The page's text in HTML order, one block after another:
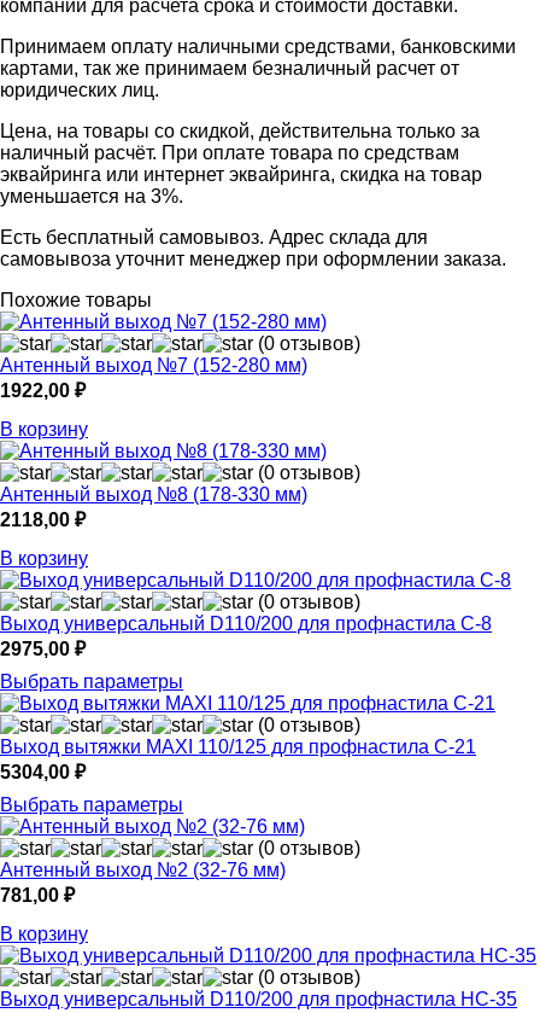
компании для расчета срока и стоимости доставки.
Принимаем оплату наличными средствами, банковскими
картами, так же принимаем безналичный расчет от
юридических лиц.
Цена, на товары со скидкой, действительна только за
наличный расчёт. При оплате товара по средствам
эквайринга или интернет эквайринга, скидка на товар
уменьшается на 3%.
Есть бесплатный самовывоз. Адрес склада для
самовывоза уточнит менеджер при оформлении заказа.
Похожие товары
(0 отзывов)
Антенный выход №7 (152-280 мм)
1922,00 ₽
В корзину
(0 отзывов)
Антенный выход №8 (178-330 мм)
2118,00 ₽
В корзину
(0 отзывов)
Выход универсальный D110/200 для профнастила С-8
2975,00 ₽
Выбрать параметры
(0 отзывов)
Выход вытяжки MAXI 110/125 для профнастила С-21
5304,00 ₽
Выбрать параметры
(0 отзывов)
Антенный выход №2 (32-76 мм)
781,00 ₽
В корзину
(0 отзывов)
Выход универсальный D110/200 для профнастила НС-35